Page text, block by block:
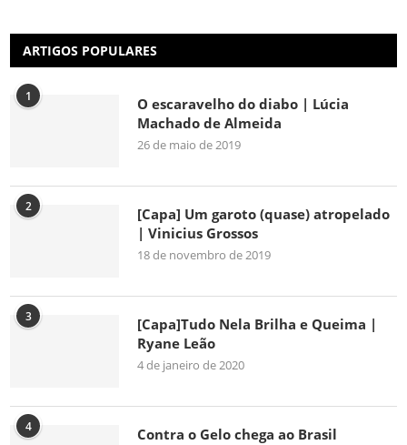
ARTIGOS POPULARES
1
O escaravelho do diabo | Lúcia
Machado de Almeida
26 de maio de 2019
2
[Capa] Um garoto (quase) atropelado
| Vinicius Grossos
18 de novembro de 2019
3
[Capa]Tudo Nela Brilha e Queima |
Ryane Leão
4 de janeiro de 2020
4 Contra o Gelo chega ao Brasil